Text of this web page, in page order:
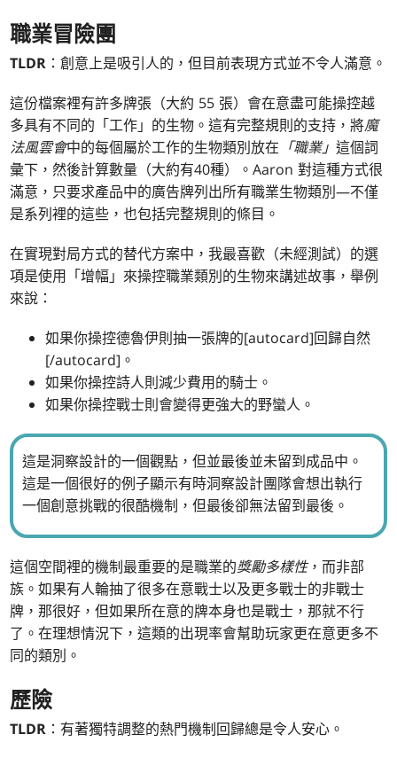
職業冒險團
TLDR ：創意上是吸引人的，但目前表現方式並不令人滿意。
這份檔案裡有許多牌張（大約 55 張）會在意盡可能操控越
多具有不同的「工作」的生物。這有完整規則的支持，將魔
法風雲會中的每個屬於工作的生物類別放在 「職業」這個詞
彙下，然後計算數量（大約有40種）。Aaron 對這種方式很
滿意，只要求產品中的廣告牌列出所有職業生物類別—不僅
是系列裡的這些，也包括完整規則的條目。
在實現對局方式的替代方案中，我最喜歡（未經測試）的選
項是使用「增幅」來操控職業類別的生物來講述故事，舉例
來說：
如果你操控德魯伊則抽一張牌的[autocard]回歸自然
[/autocard]。
如果你操控詩人則減少費用的騎士。
如果你操控戰士則會變得更強大的野蠻人。
這是洞察設計的一個觀點，但並最後並未留到成品中。
這是一個很好的例子顯示有時洞察設計團隊會想出執行
一個創意挑戰的很酷機制，但最後卻無法留到最後。
這個空間裡的機制最重要的是職業的獎勵多樣性，而非部
族。如果有人輪抽了很多在意戰士以及更多戰士的非戰士
牌，那很好，但如果所在意的牌本身也是戰士，那就不行
了。在理想情況下，這類的出現率會幫助玩家更在意更多不
同的類別。
歷險
TLDR ：有著獨特調整的熱門機制回歸總是令人安心。